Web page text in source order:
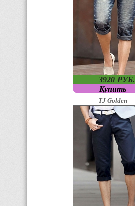
Купить
3920 PУБ.
TJ Golden